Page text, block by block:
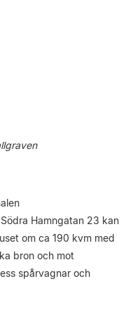
Hamngatan 23 kan
om ca 190 kvm med
bron och mot
spårvagnar och